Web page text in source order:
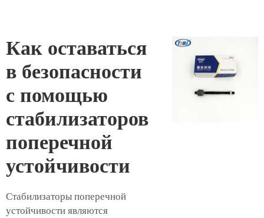
Как оставаться
в безопасности
с помощью
стабилизаторов
поперечной
устойчивости
Стабилизаторы поперечной
устойчивости являются